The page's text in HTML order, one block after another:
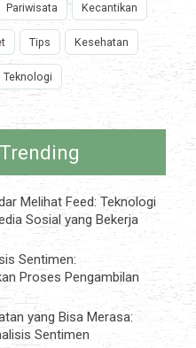
Pariwisata Kecantikan
Tips Kesehatan
Teknologi
Melihat Feed: Teknologi
Sosial yang Bekerja
Sentimen:
Proses Pengambilan
yang Bisa Merasa:
Sentimen